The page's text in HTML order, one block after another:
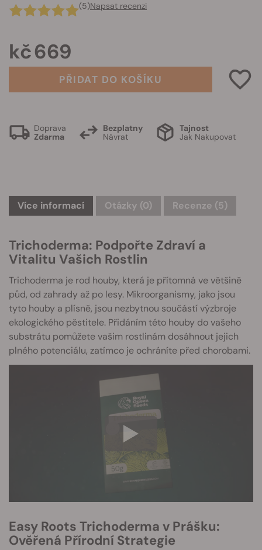
(5)Napsat recenzi
kč 669
PŘIDAT DO KOŠÍKU
Doprava
Zdarma
Bezplatny
Návrat
Tajnost
Jak Nakupovat
Více informací Otázky (0) Recenze (5)
Trichoderma: Podpořte Zdraví a
Vitalitu Vašich Rostlin
Trichoderma je rod houby, která je přítomná ve většině
půd, od zahrady až po lesy. Mikroorganismy, jako jsou
tyto houby a plísně, jsou nezbytnou součástí výzbroje
ekologického pěstitele. Přidáním této houby do vašeho
substrátu pomůžete vašim rostlinám dosáhnout jejich
plného potenciálu, zatímco je ochráníte před chorobami.
Easy Roots Trichoderma v Prášku:
Ověřená Přírodní Strategie